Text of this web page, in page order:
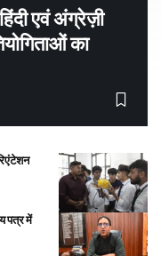
एवं अंग्रेज़ी
का
पत्र में